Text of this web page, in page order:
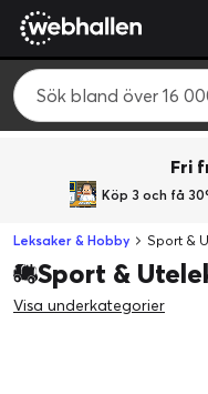
Fri
Köp 3 och få
Leksaker & Hobby Sport &
Sport &
Visa underkategorier